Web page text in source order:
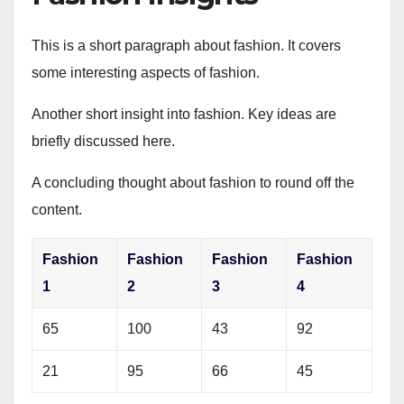
This is a short paragraph about fashion. It covers
some interesting aspects of fashion.
Another short insight into fashion. Key ideas are
briefly discussed here.
A concluding thought about fashion to round off the
content.
Fashion
1
Fashion
2
Fashion
3
Fashion
4
65 100 43 92
21 95 66 45